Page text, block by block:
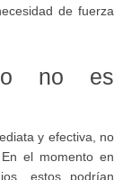
de fuerza
no es
y efectiva, no
el momento en
estos podrían